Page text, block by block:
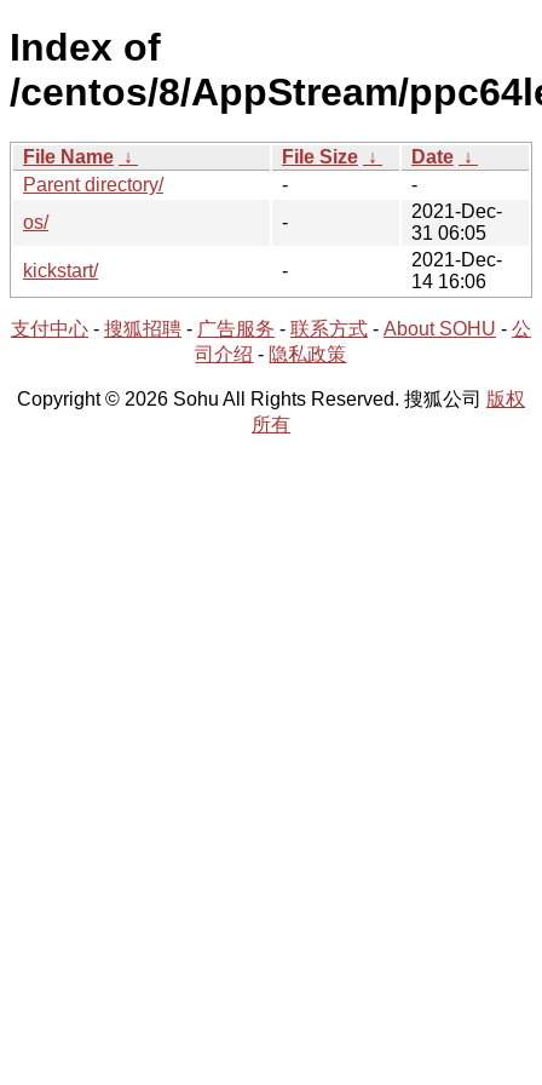
Index of
/centos/8/AppStream/
File Name ↓ File Size ↓ Date ↓
Parent directory/
-
-
os/
-
2021-Dec-
31 06:05
kickstart/
-
2021-Dec-
14 16:06
支付中心 - 搜狐招聘 - 广告服务 - 联系方式 - About SOHU - 公
司介绍 - 隐私政策
Copyright © 2026 Sohu All Rights Reserved. 搜狐公司 版权
所有